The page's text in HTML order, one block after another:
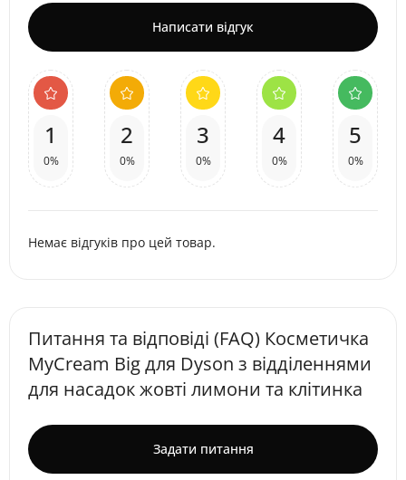
Написати відгук
1
0%
2
0%
3
0%
4
0%
5
0%
Немає відгуків про цей товар.
Питання та відповіді (FAQ) Косметичка
MyCream Big для Dyson з відділеннями
для насадок жовті лимони та клітинка
Задати питання